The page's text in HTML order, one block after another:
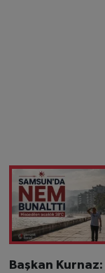
Başkan Kurnaz: